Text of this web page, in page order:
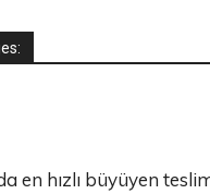
en hızlı büyüyen